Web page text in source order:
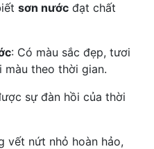
sơn nước đạt chất
: Có màu sắc đẹp, tươi
màu theo thời gian.
sự đàn hồi của thời
vết nứt nhỏ hoàn hảo,